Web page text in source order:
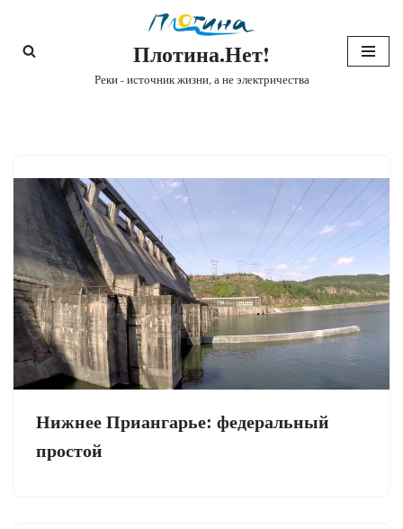
Перейти
Плотина.Нет!
Реки - источник жизни, а не электричества
Нижнее Приангарье: федеральный
простой